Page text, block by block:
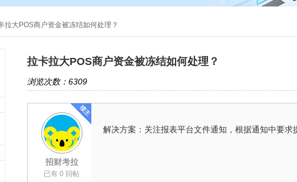
拉大POS商户资金被冻结如何处理？
拉卡拉大POS商户资金被冻结如何处理？
浏览次数：6309
招财考拉
已有 0 回帖
解决方案：关注报表平台文件通知，根据通知中要求